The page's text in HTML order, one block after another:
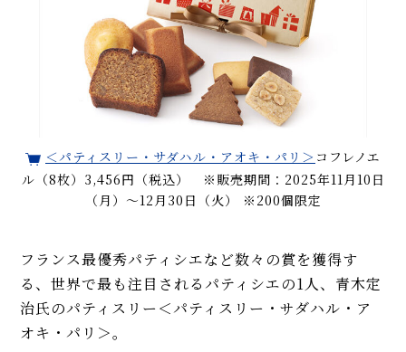
＜パティスリー・サダハル・アオキ・パリ＞ コフレノエ
ル（8枚）3,456円（税込） ※販売期間：2025年11月10日
（月）～12月30日（火） ※200個限定
フランス最優秀パティシエなど数々の賞を獲得す
る、世界で最も注目されるパティシエの1人、青木定
治氏のパティスリー＜パティスリー・サダハル・ア
オキ・パリ＞。